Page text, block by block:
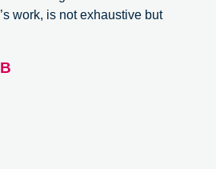
work, is not exhaustive but